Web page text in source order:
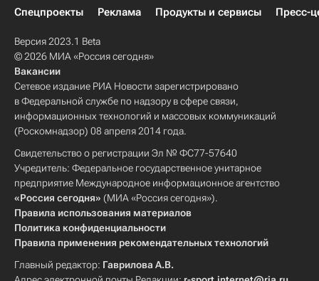
Спецпроекты
Реклама Продукты и сервисы Пресс-
Версия 2023.1 Beta
© 2026 МИА «Россия сегодня»
Вакансии
Сетевое издание РИА Новости зарегистрировано
в Федеральной службе по надзору в сфере связи,
информационных технологий и массовых коммуникаций
(Роскомнадзор) 08 апреля 2014 года.
Свидетельство о регистрации Эл № ФС77-57640
Учредитель: Федеральное государственное унитарное
предприятие Международное информационное агентство
«Россия сегодня» (МИА «Россия сегодня»).
Правила использования материалов
Политика конфиденциальности
Правила применения рекомендательных технологий
Главный редактор: Гаврилова А.В.